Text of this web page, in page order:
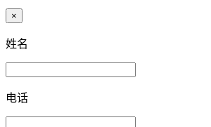
×
姓名
电话